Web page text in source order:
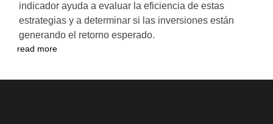
indicador ayuda a evaluar la eficiencia de estas
estrategias y a determinar si las inversiones están
generando el retorno esperado.
read more